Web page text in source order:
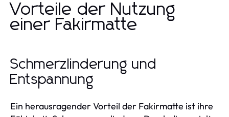
Vorteile der Nutzung
einer Fakirmatte
Schmerzlinderung und
Entspannung
Ein herausragender Vorteil der Fakirmatte ist ihre